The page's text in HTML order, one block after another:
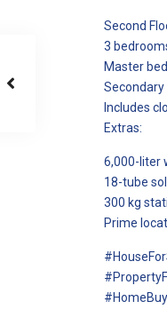
Second
3
Master
Includes
Extras:
6,000-liter
18-tube
300 kg
Prime